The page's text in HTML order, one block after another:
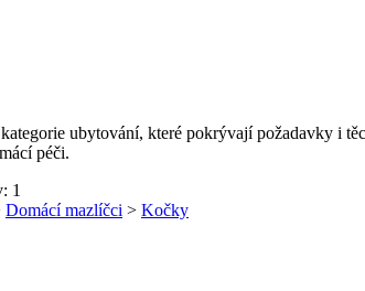
ubytování, které pokrývají požadavky i
péči.
1
Domácí mazlíčci > Kočky